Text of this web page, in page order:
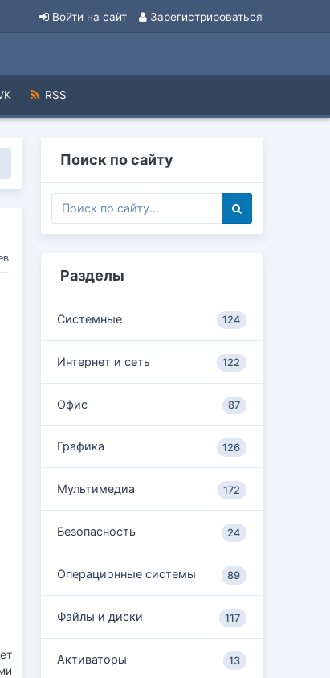
Войти на сайт Зарегистрироваться
RSS
Поиск по сайту
Разделы
Системные 124
Интернет и сеть 122
Офис 87
Графика 126
Мультимедиа 172
Безопасность 24
Операционные системы 89
Файлы и диски 117
Активаторы 13